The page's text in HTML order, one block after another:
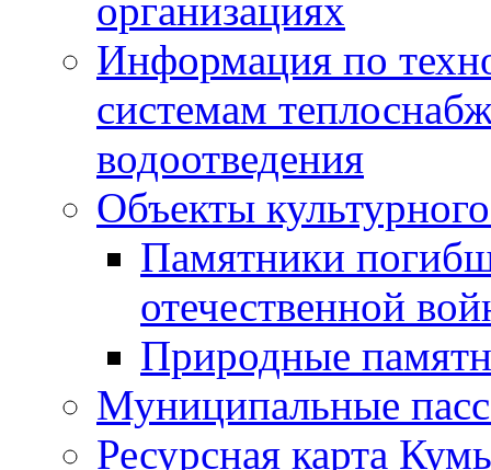
организациях
Информация по
системам
водоотведения
Объекты
Памятники
отечественной
Природные
Муниципальные
Ресурсная карта